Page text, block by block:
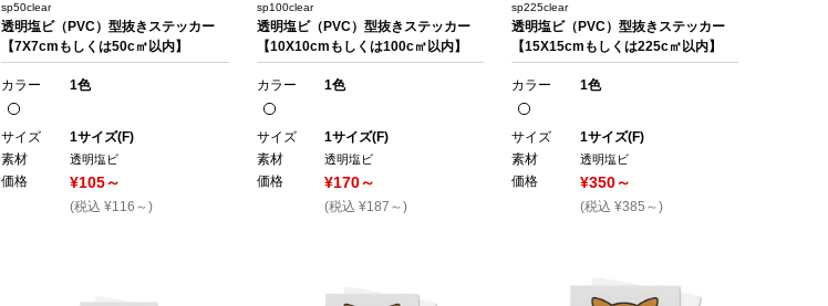
sp50clear
透明塩ビ（PVC）型抜きステッカー
【7X7cmもしくは50c㎡以内】
カラー 1色
サイズ
1サイズ(F)
素材
透明塩ビ
価格 ¥105～
(税込 ¥116～)
sp100clear
透明塩ビ（PVC）型抜きステッカー
【10X10cmもしくは100c㎡以内】
カラー 1色
サイズ
1サイズ(F)
素材
透明塩ビ
価格 ¥170～
(税込 ¥187～)
sp225clear
透明塩ビ（PVC）型抜きステッカー
【15X15cmもしくは225c㎡以内】
カラー 1色
サイズ
1サイズ(F)
素材
透明塩ビ
価格 ¥350～
(税込 ¥385～)